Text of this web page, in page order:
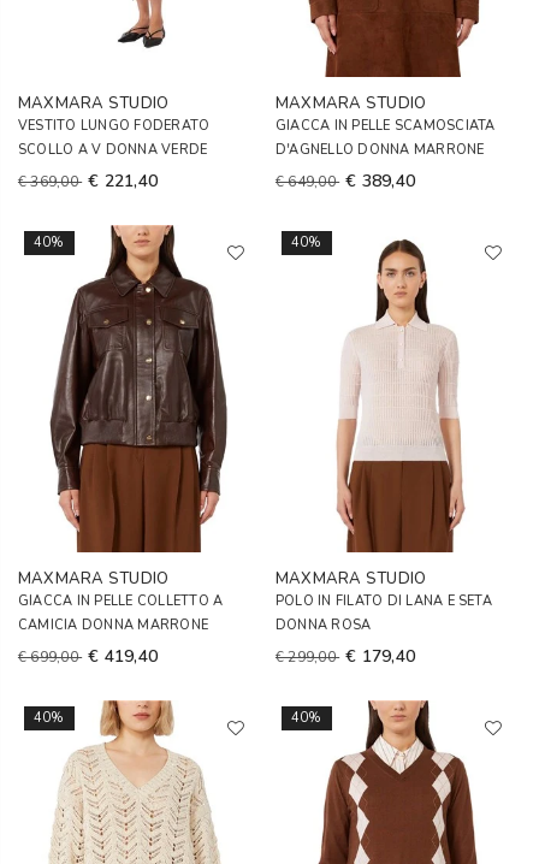
MAXMARA STUDIO
VESTITO LUNGO FODERATO
SCOLLO A V DONNA VERDE
€ 369,00 € 221,40
MAXMARA STUDIO
GIACCA IN PELLE SCAMOSCIATA
D'AGNELLO DONNA MARRONE
€ 649,00 € 389,40
40%
MAXMARA STUDIO
GIACCA IN PELLE COLLETTO A
CAMICIA DONNA MARRONE
€ 699,00 € 419,40
40%
MAXMARA STUDIO
POLO IN FILATO DI LANA E SETA
DONNA ROSA
€ 299,00 € 179,40
40% 40%